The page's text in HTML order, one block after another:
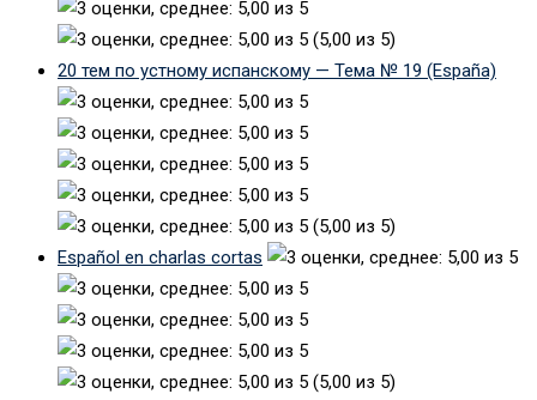
(5,00 из 5)
20 тем по устному испанскому — Тема № 19 (España)
(5,00 из 5)
Español en charlas cortas
(5,00 из 5)